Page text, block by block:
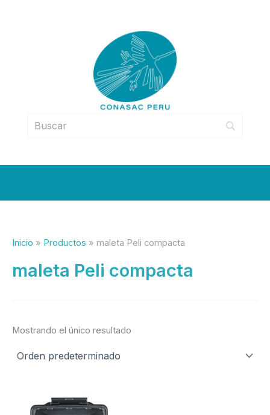
Inicio Productos maleta Peli compacta
maleta Peli compacta
Mostrando el único resultado